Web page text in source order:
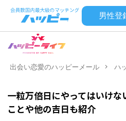
男性登
出会い恋愛のハッピーメール ハ
一粒万倍日にやってはいけな
ことや他の吉日も紹介